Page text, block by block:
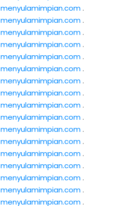
menyulamimpian.com.
menyulamimpian.com.
menyulamimpian.com.
menyulamimpian.com.
menyulamimpian.com.
menyulamimpian.com.
menyulamimpian.com.
menyulamimpian.com.
menyulamimpian.com.
menyulamimpian.com.
menyulamimpian.com.
menyulamimpian.com.
menyulamimpian.com.
menyulamimpian.com.
menyulamimpian.com.
menyulamimpian.com.
menyulamimpian.com.